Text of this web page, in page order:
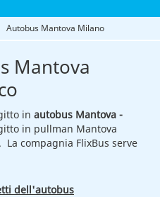
Autobus Mantova Milano
Mantova
in autobus Mantova -
in pullman Mantova
compagnia FlixBus serve
dell'autobus